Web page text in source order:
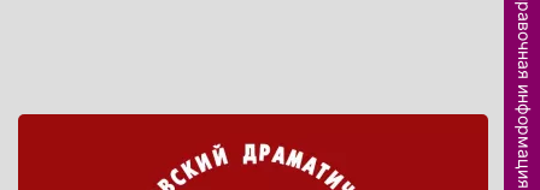
справочная информация